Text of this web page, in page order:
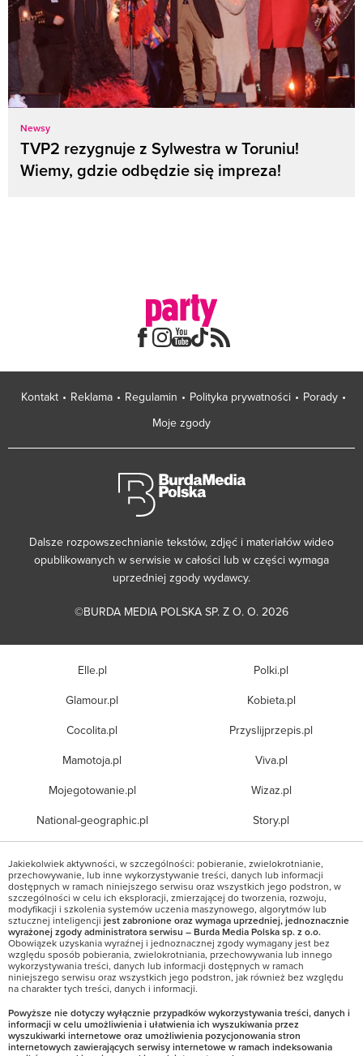
Newsy
TVP2 rezygnuje z Sylwestra w Toruniu!
Wiemy, gdzie odbędzie się impreza!
Kontakt Reklama Regulamin Polityka prywatności
Porady
Moje zgody
Dalsze rozpowszechnianie tekstów, zdjęć i materiałów wideo
opublikowanych w serwisie w całości lub w części wymaga
uprzedniej zgody wydawcy.
©BURDA MEDIA POLSKA SP. Z O. O. 2026
Elle.pl
Glamour.pl
Cocolita.pl
Mamotoja.pl
Mojegotowanie.pl
National-geographic.pl
Polki.pl
Kobieta.pl
Przyslijprzepis.pl
Viva.pl
Wizaz.pl
Story.pl
Jakiekolwiek aktywności, w szczególności: pobieranie, zwielokrotnianie,
przechowywanie, lub inne wykorzystywanie treści, danych lub informacji
dostępnych w ramach niniejszego serwisu oraz wszystkich jego podstron, w
szczególności w celu ich eksploracji, zmierzającej do tworzenia, rozwoju,
modyfikacji i szkolenia systemów uczenia maszynowego, algorytmów lub
sztucznej inteligencji jest zabronione oraz wymaga uprzedniej, jednoznacznie
wyrażonej zgody administratora serwisu – Burda Media Polska sp. z o.o.
Obowiązek uzyskania wyraźnej i jednoznacznej zgody wymagany jest bez
względu sposób pobierania, zwielokrotniania, przechowywania lub innego
wykorzystywania treści, danych lub informacji dostępnych w ramach
niniejszego serwisu oraz wszystkich jego podstron, jak również bez względu
na charakter tych treści, danych i informacji.
Powyższe nie dotyczy wyłącznie przypadków wykorzystywania treści, danych i
informacji w celu umożliwienia i ułatwienia ich wyszukiwania przez
wyszukiwarki internetowe oraz umożliwienia pozycjonowania stron
internetowych zawierających serwisy internetowe w ramach indeksowania